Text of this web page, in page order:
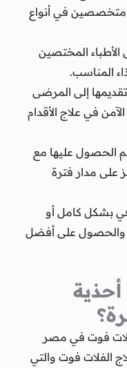
متخصصين في أنواع
المختصين
المناسب.
تقديمها إلى المرضى
في علاج الأقدام
الحصول عليها مع
على مدار فترة
بشكل كامل أو
والحصول على أفضل
فوت في مصر
الفلات فوت والتي